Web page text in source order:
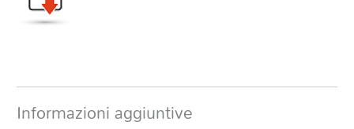
Informazioni aggiuntive